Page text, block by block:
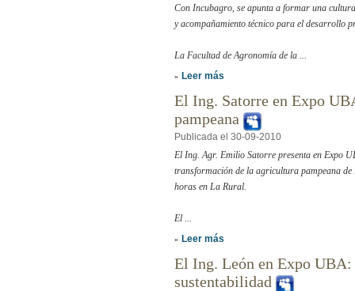
Con Incubagro, se apunta a formar una
y acompañamiento técnico para el desarrollo
La Facultad de Agronomía de la ...
» Leer más
El Ing. Satorre en Expo
pampeana
Publicada el 30-09-2010
El Ing. Agr. Emilio Satorre presenta en Expo
transformación de la agricultura pampeana
horas en La Rural.
El ...
» Leer más
El Ing. León en Expo
sustentabilidad